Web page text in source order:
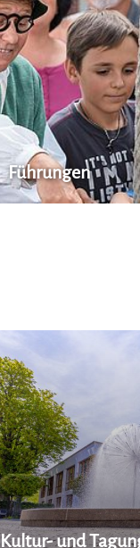
Führungen
Kultur- und